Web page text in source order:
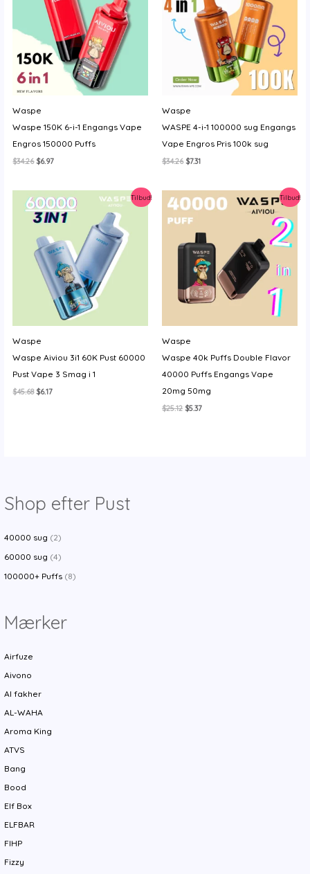
Shop efter Pust
40000 sug (2)
60000 sug (4)
100000+ Puffs (8)
Mærker
Airfuze
Aivono
Al fakher
AL-WAHA
Aroma King
ATVS
Bang
Bood
Elf Box
ELFBAR
FIHP
Fizzy
Waspe
Waspe 150K 6-i-1 Engangs Vape
Engros 150000 Puffs
$34.26Den
var:
$34.26.
$6.97Den
er:
$6.97.
Waspe
WASPE 4-i-1 100000 sug Engangs
Vape Engros Pris 100k sug
$34.26 Den
var:
$34.26.
$7.31Den
er:
$7.31.
Tilbud!
Waspe
Waspe Aiviou 3i1 60K Pust 60000
Pust Vape 3 Smag i 1
$45.68 Den
$6.17Den
Tilbud!
Waspe
Waspe 40k Puffs Double Flavor
40000 Puffs Engangs Vape
20mg 50mg
$25.12 Den
$5.37Den